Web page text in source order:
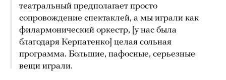
театральный предполагает просто
сопровождение спектаклей, а мы играли как
филармонический оркестр, [у нас была
благодаря Керпатенко] целая сольная
программа. Большие, пафосные, серьезные
вещи играли.